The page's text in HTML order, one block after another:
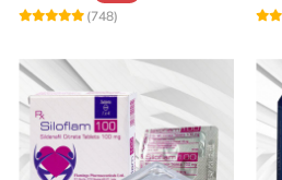
(748)